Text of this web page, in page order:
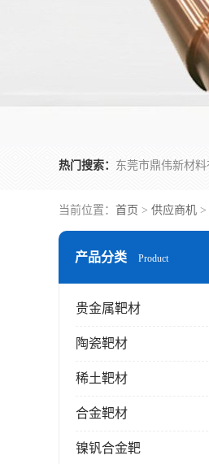
热门搜索：
当前位置： 首页 > 供应商机 >
产品分类 Product
贵金属靶材
陶瓷靶材
稀土靶材
合金靶材
镍钒合金靶